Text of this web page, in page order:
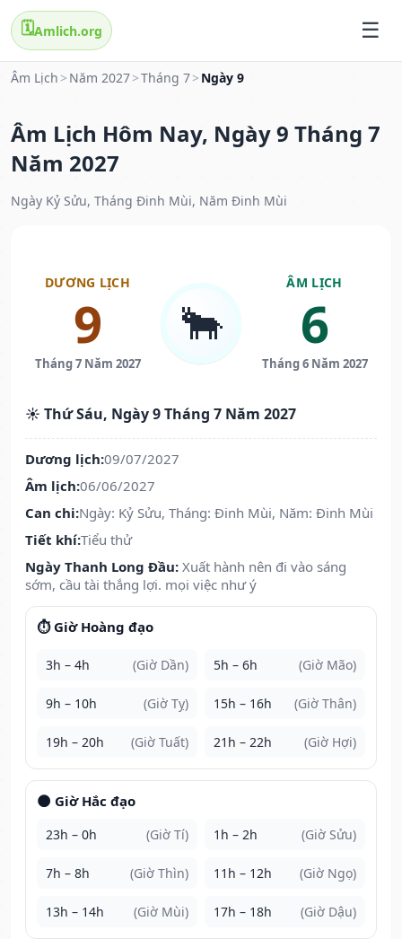
🗓️Amlich.org
Âm Lịch > Năm 2027>Tháng 7> Ngày 9
Âm Lịch Hôm Nay, Ngày 9 Tháng 7
Năm 2027
Ngày Kỷ Sửu, Tháng Đinh Mùi, Năm Đinh Mùi
DƯƠNG LỊCH
9
Tháng 7 Năm 2027
🐂
ÂM LỊCH
6
Tháng 6 Năm 2027
☀️ Thứ Sáu, Ngày 9 Tháng 7 Năm 2027
Dương lịch:09/07/2027
Âm lịch:06/06/2027
Can chi:Ngày: Kỷ Sửu, Tháng: Đinh Mùi, Năm: Đinh Mùi
Tiết khí:Tiểu thử
Ngày Thanh Long Đầu: Xuất hành nên đi vào sáng
sớm, cầu tài thắng lợi. mọi việc như ý
⏱️ Giờ Hoàng đạo
3h – 4h (Giờ Dần) 5h – 6h (Giờ Mão)
9h – 10h (Giờ Tỵ) 15h – 16h (Giờ Thân)
19h – 20h (Giờ Tuất) 21h – 22h (Giờ Hợi)
🌑 Giờ Hắc đạo
23h – 0h (Giờ Tí) 1h – 2h (Giờ Sửu)
7h – 8h (Giờ Thìn) 11h – 12h (Giờ Ngọ)
13h – 14h (Giờ Mùi) 17h – 18h (Giờ Dậu)